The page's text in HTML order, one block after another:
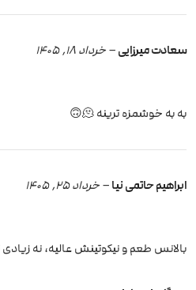
سعادت میرزایی–خرداد 18, 1405
به به خوشمزه ترینه 🫠🙃
ابراهیم حاتمی نیا–خرداد 25, 1405
بالانس طعم و نیکوتینش عالیه، نه